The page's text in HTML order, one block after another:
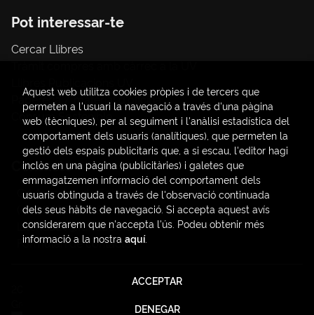
Pot interessar-te
Cercar Llibres
Papereria / material d'oficina
Consum Sostenible
Contacte
C/ Amadeo de Saboya, 4
(+34) 963828968
latendauv@fundacio.es
Formulari de contacte
. Tots els Drets Reservats |
Aquest web utilitza cookies pròpies i de tercers que
permeten a l'usuari la navegació a través d'una pàgina
web (tècniques), per al seguiment i l'anàlisi estadística del
comportament dels usuaris (analítiques), que permeten la
gestió dels espais publicitaris que, a si escau, l'editor hagi
inclòs en una pàgina (publicitàries) i galetes que
emmagatzemen informació del comportament dels
usuaris obtinguda a través de l'observació continuada
dels seus hàbits de navegació. Si accepta aquest avís
considerarem que n'accepta l'ús. Podeu obtenir més
informació a la nostra aquí.
DENEGAR
ACCEPTAR